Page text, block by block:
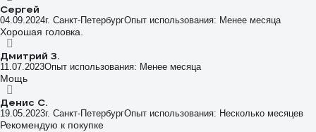
Сергей
04.09.2024г. Санкт-ПетербургОпыт использования: Менее месяца
Хорошая головка.
Дмитрий З.
11.07.2023Опыт использования: Менее месяца
Мощь
Денис С.
19.05.2023г. Санкт-ПетербургОпыт использования: Несколько месяцев
Рекомендую к покупке